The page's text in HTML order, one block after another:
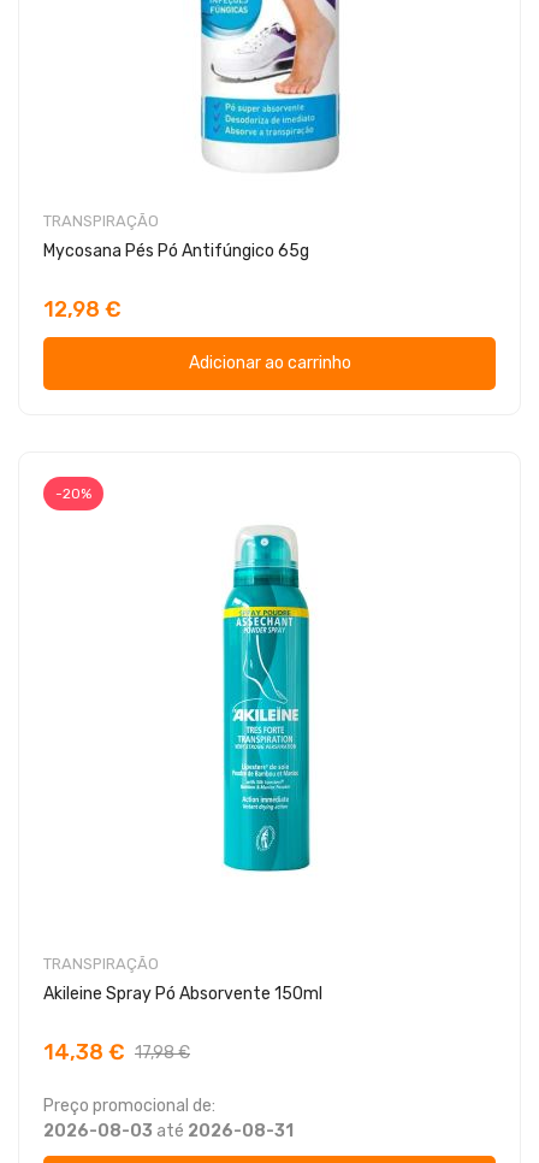
TRANSPIRAÇÃO
Mycosana Pés Pó Antifúngico 65g
12,98 €
Adicionar ao carrinho
-20%
TRANSPIRAÇÃO
Akileine Spray Pó Absorvente 150ml
14,38 € 17,98 €
Preço promocional de:
2026-08-03 até 2026-08-31